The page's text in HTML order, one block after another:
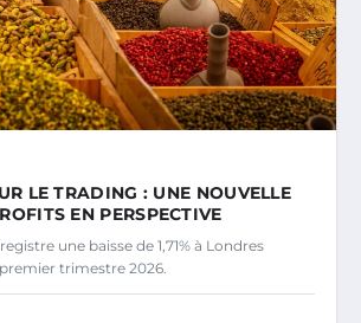
LE TRADING : UNE NOUVELLE
EN PERSPECTIVE
une baisse de 1,71% à Londres
trimestre 2026.